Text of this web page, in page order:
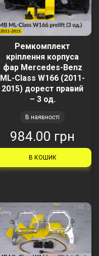
Ремкомплект
кріплення корпуса
фар Mercedes-Benz
ML-Class W166 (2011-
2015) дорест правий
– 3 од.
В наявності
984.00 грн
В КОШИК